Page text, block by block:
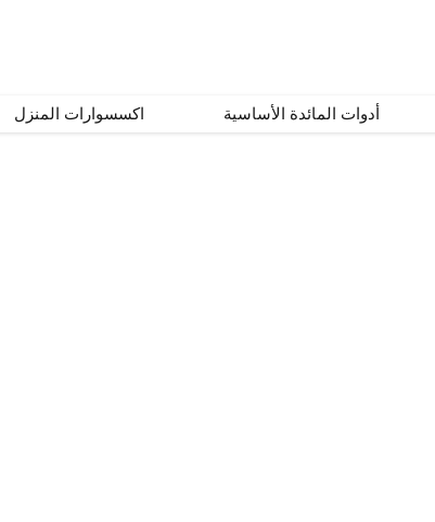
أدوات المائدة الأساسية اكسسوارات المنزل